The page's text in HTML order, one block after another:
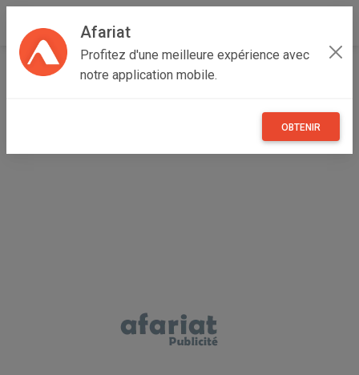
Afariat
Profitez d'une meilleure expérience avec
notre application mobile.
OBTENIR
Accueil Emploi, affaires et services
TOUPIE-TENONNEUSE A COMMANDE NUMERIQUE SCM